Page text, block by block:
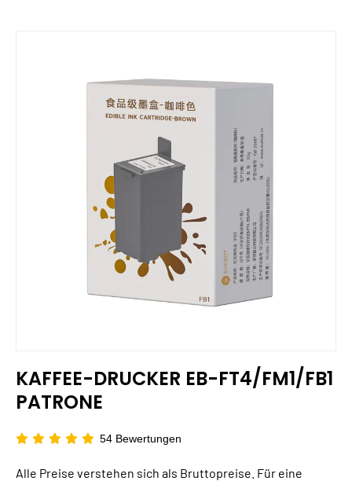
KAFFEE-DRUCKER EB-FT4/FM1/FB1
PATRONE
54 Bewertungen
Alle Preise verstehen sich als Bruttopreise. Für eine